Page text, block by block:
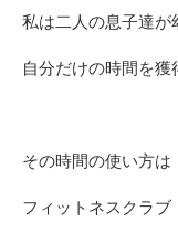
私は二人の息子達が
自分だけの時間を獲
その時間の使い方は
フィットネスクラブ